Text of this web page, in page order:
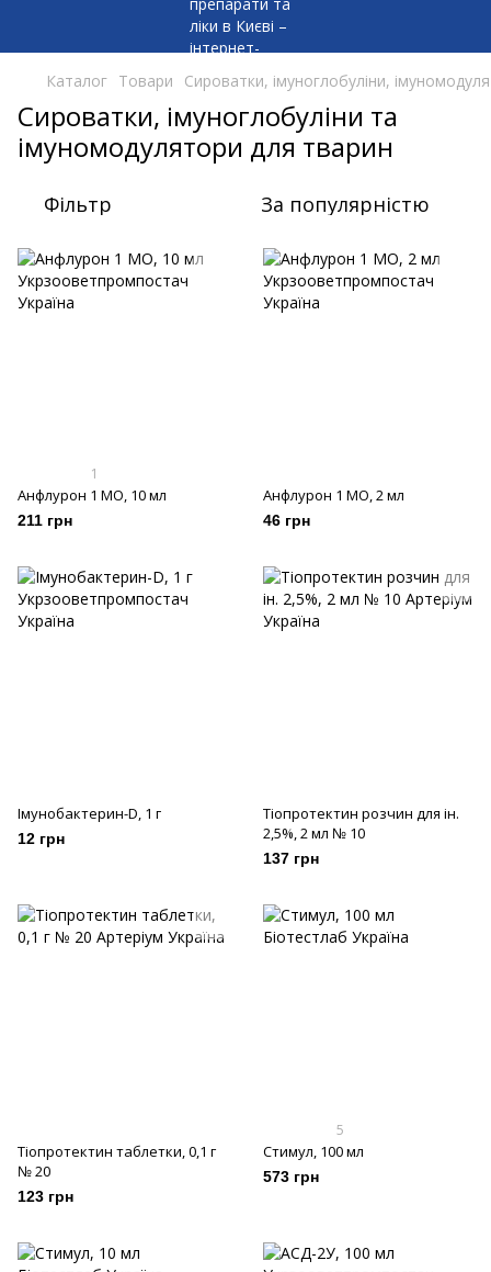
Каталог Товари Сироватки, імуноглобуліни,
Сироватки, імуноглобуліни та
імуномодулятори для тварин
Фільтр За популярністю
1
Анфлурон 1 МО, 10 мл
211 грн
Анфлурон 1 МО, 2 мл
46 грн
Імунобактерин-D, 1 г
12 грн
Тіопротектин розчин для ін.
2,5%, 2 мл № 10
137 грн
Тіопротектин таблетки, 0,1 г
№ 20
123 грн
5
Стимул, 100 мл
573 грн